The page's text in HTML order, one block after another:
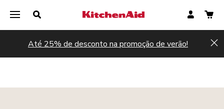
Até 25% de desconto na promoção de verão!